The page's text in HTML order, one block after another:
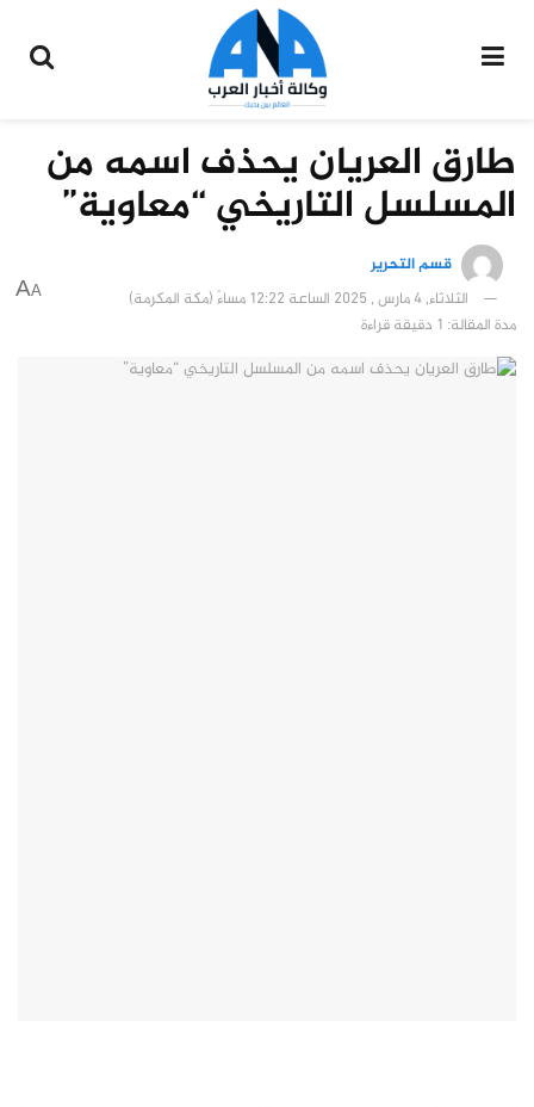
طارق العريان يحذف اسمه من
المسلسل التاريخي “معاوية”
قسم التحرير
الثلاثاء, 4 مارس , 2025 الساعة 12:22 مساءً (مكة المكرمة)
مدة المقالة: 1 دقيقة قراءة
A
A